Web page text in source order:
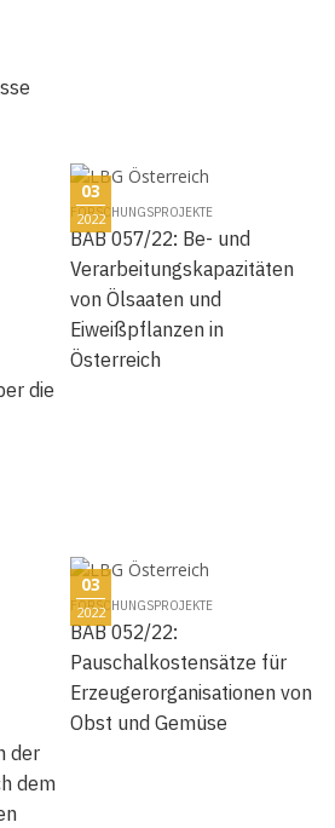
03
2022
FORSCHUNGSPROJEKTE
BAB 057/22: Be- und
Verarbeitungskapazitäten
von Ölsaaten und
Eiweißpflanzen in
Österreich
die
03
2022
FORSCHUNGSPROJEKTE
BAB 052/22:
Pauschalkostensätze für
Erzeugerorganisationen von
Obst und Gemüse
der
dem